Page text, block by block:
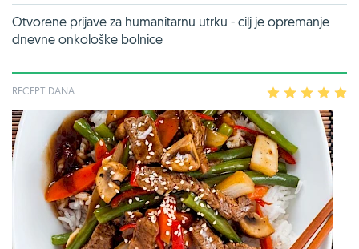
Otvorene prijave za humanitarnu utrku - cilj je opremanje
dnevne onkološke bolnice
RECEPT DANA 2 3 4